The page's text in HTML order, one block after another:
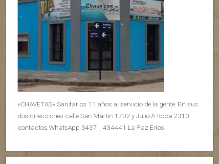
«CHAVETAS» Sanitarios 11 años al servicio de la gente. En sus
dos direcciones calle San Martin 1702 y Julio A Roca 2310
contactos WhatsApp 3437 _ 434441 La Paz Erios